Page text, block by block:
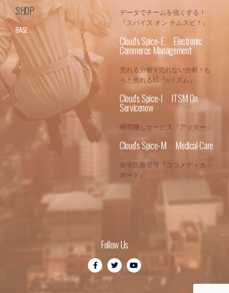
SHOP
BASE
データでチームを強くする！
『スパイス オン チムスピ！』
Cloud's Spice-E Electronic
Commerce Management
売れる分析 x 売れない分析 = も
っと売れるEC『αリズム』
Cloud's Spice-I ITSM On
Servicenow
瞬間棚しサービス『アッター』
Cloud's Spice-M Medical Care
在宅医療管理『ココメディカ・
ボード』
Follow Us